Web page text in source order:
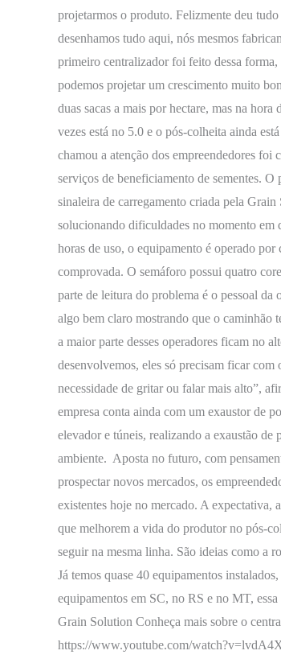
projetarmos o produto. Felizmente deu
desenhamos tudo aqui, nós mesmos
primeiro centralizador foi feito dessa forma,
podemos projetar um crescimento muito
duas sacas a mais por hectare, mas na
vezes está no 5.0 e o pós-colheita ainda
chamou a atenção dos empreendedores foi
serviços de beneficiamento de sementes.
sinaleira de carregamento criada pela
solucionando dificuldades no momento
horas de uso, o equipamento é operado
comprovada. O semáforo possui quatro
parte de leitura do problema é o pessoal
algo bem claro mostrando que o caminhão
a maior parte desses operadores ficam no
desenvolvemos, eles só precisam ficar
necessidade de gritar ou falar mais alto”,
empresa conta ainda com um exaustor de
elevador e túneis, realizando a exaustão de
ambiente. Aposta no futuro, com
prospectar novos mercados, os
existentes hoje no mercado. A expectativa,
que melhorem a vida do produtor no pós-
seguir na mesma linha. São ideias como a
Já temos quase 40 equipamentos
equipamentos em SC, no RS e no MT,
Grain Solution Conheça mais sobre o
https://www.youtube.com/